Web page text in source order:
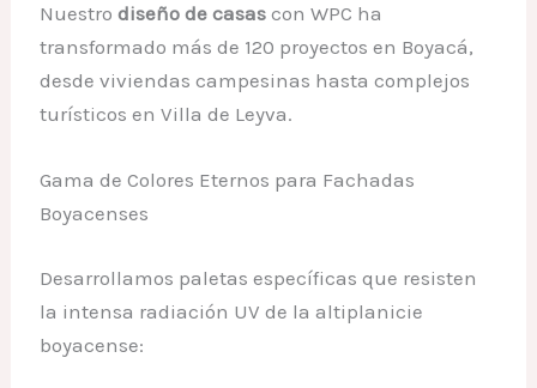
Nuestrodiseño de casas con WPC ha
transformado más de 120 proyectos en Boyacá,
desde viviendas campesinas hasta complejos
turísticos en Villa de Leyva.
Gama de Colores Eternos para Fachadas
Boyacenses
Desarrollamos paletas específicas que resisten
la intensa radiación UV de la altiplanicie
boyacense: